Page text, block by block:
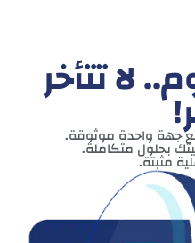
لا تتأخر
جهة واحدة موثوقة.
بحلول متكاملة.
مثبتة.